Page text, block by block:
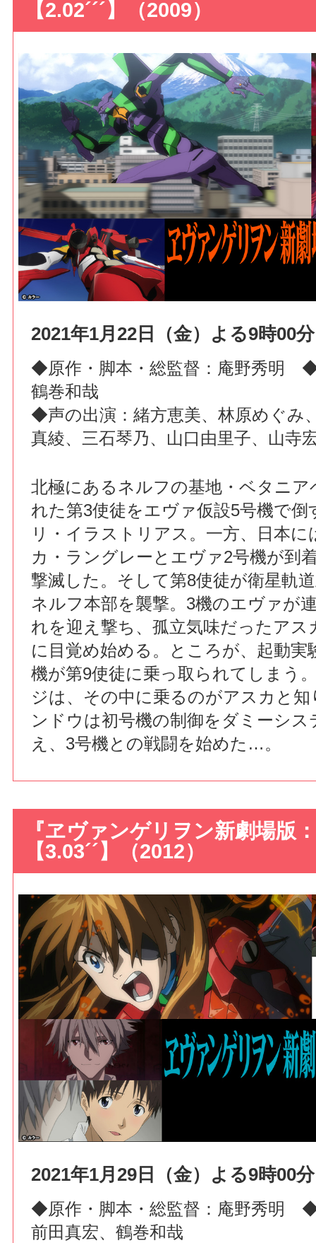
【2.02´´´】（2009）
2021年1月22日（金）よる9時00
◆原作・脚本・総監督：庵野秀明
鶴巻和哉
◆声の出演：緒方恵美、林原めぐみ
真綾、三石琴乃、山口由里子、山寺
北極にあるネルフの基地・ベタニア
れた第3使徒をエヴァ仮設5号機で倒
リ・イラストリアス。一方、日本に
カ・ラングレーとエヴァ2号機が到
撃滅した。そして第8使徒が衛星軌
ネルフ本部を襲撃。3機のエヴァが
れを迎え撃ち、孤立気味だったアス
に目覚め始める。ところが、起動実
機が第9使徒に乗っ取られてしまう
ジは、その中に乗るのがアスカと
ンドウは初号機の制御をダミーシス
え、3号機との戦闘を始めた…。
『ヱヴァンゲリヲン新劇場版
【3.03´´】（2012）
2021年1月29日（金）よる9時00
◆原作・脚本・総監督：庵野秀明
前田真宏、鶴巻和哉